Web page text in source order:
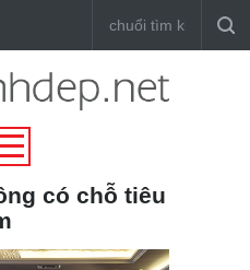
có chỗ tiêu